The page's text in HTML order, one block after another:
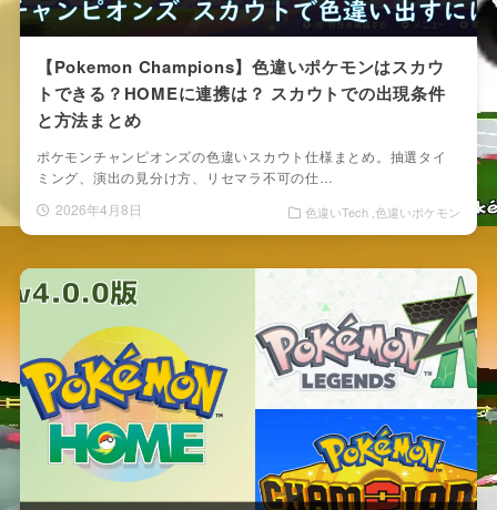
【Pokemon Champions】色違いポケモンはスカウ
トできる？HOMEに連携は？ スカウトでの出現条件
と方法まとめ
ポケモンチャンピオンズの色違いスカウト仕様まとめ。抽選タイ
ミング、演出の見分け方、リセマラ不可の仕…
2026年4月8日
色違いTech 色違いポケモン